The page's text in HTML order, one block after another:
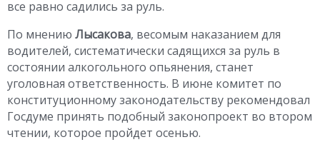
все равно садились за руль.
По мнению Лысакова, весомым наказанием для
водителей, систематически садящихся за руль в
состоянии алкогольного опьянения, станет
уголовная ответственность. В июне комитет по
конституционному законодательству рекомендовал
Госдуме принять подобный законопроект во втором
чтении, которое пройдет осенью.